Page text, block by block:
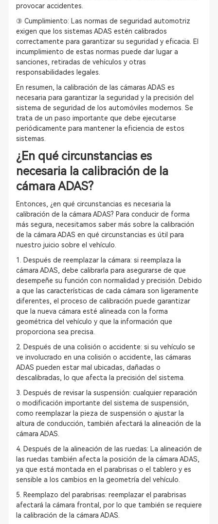
provocar accidentes.
③ Cumplimiento: Las normas de seguridad automotriz
exigen que los sistemas ADAS estén calibrados
correctamente para garantizar su seguridad y eficacia. El
incumplimiento de estas normas puede dar lugar a
sanciones, retiradas de vehículos y otras
responsabilidades legales.
En resumen, la calibración de las cámaras ADAS es
necesaria para garantizar la seguridad y la precisión del
sistema de seguridad de los automóviles modernos. Se
trata de un paso importante que debe ejecutarse
periódicamente para mantener la eficiencia de estos
sistemas.
¿En qué circunstancias es
necesaria la calibración de la
cámara ADAS?
Entonces, ¿en qué circunstancias es necesaria la
calibración de la cámara ADAS? Para conducir de forma
más segura, necesitamos saber más sobre la calibración
de la cámara ADAS en qué circunstancias es útil para
nuestro juicio sobre el vehículo.
1. Después de reemplazar la cámara: si reemplaza la
cámara ADAS, debe calibrarla para asegurarse de que
desempeñe su función con normalidad y precisión. Debido
a que las características de cada cámara son ligeramente
diferentes, el proceso de calibración puede garantizar
que la nueva cámara esté alineada con la forma
geométrica del vehículo y que la información que
proporciona sea precisa.
2. Después de una colisión o accidente: si su vehículo se
ve involucrado en una colisión o accidente, las cámaras
ADAS pueden estar mal ubicadas, dañadas o
descalibradas, lo que afecta la precisión del sistema.
3. Después de revisar la suspensión: cualquier reparación
o modificación importante del sistema de suspensión,
como reemplazar la pieza de suspensión o ajustar la
altura de conducción, también afectará la alineación de la
cámara ADAS.
4. Después de la alineación de las ruedas: La alineación de
las ruedas también afecta la posición de la cámara ADAS,
ya que está montada en el parabrisas o el tablero y es
sensible a los cambios en la geometría del vehículo.
5. Reemplazo del parabrisas: reemplazar el parabrisas
afectará la cámara frontal, por lo que también se requiere
la calibración de la cámara ADAS.